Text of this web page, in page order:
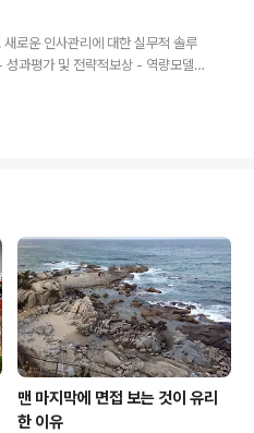
량입니다. 인퓨처컨설팅은 KT, KT&
수의 기업을 대상으로 이미 시나리
있습니다. 이제 여러분의 기업이 시
로운 인사관리에 대한 실무적 솔루
과평가 및 전략적보상 - 역량모델링
와 드립니다. - Market Structure M
은 교육을 통해 고객과 함께 나누고
육 ..
맨 마지막에 면접 보는 것이 유리
한 이유